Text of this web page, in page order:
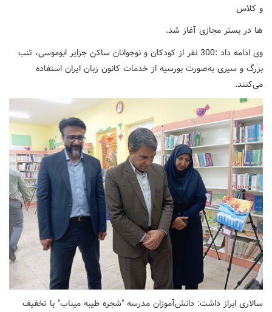
و کلاس
‌ها در بستر مجازی آغاز شد.
وی ادامه داد :300 نفر از کودکان و نوجوانان ساکن جزایر ابوموسی، تنب
بزرگ و سیری به‌صورت بورسیه از خدمات کانون زبان ایران استفاده
می‌کنند.
سالاری ابراز داشت: دانش‌آموزان مدرسه "شجره طیبه میناب" با تخفیف